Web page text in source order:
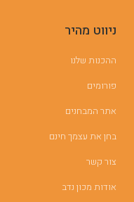
ניווט מהיר
ההכנות שלנו
פורומים
אתר המבחנים
בחן את עצמך חינם
צור קשר
אודות מכון נדב